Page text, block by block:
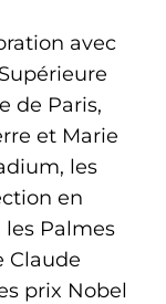
avec
de Paris,
et Marie
les
en
Palmes
Claude
prix Nobel